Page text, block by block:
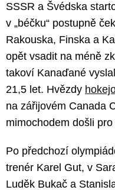
SSSR a Švédska
v „béčku“ postupně
Rakouska, Finska a
opět vsadit na méně
takoví Kanaďané
21,5 let. Hvězdy
na zářijovém Canada
mimochodem došli pro
Po předchozí
trenér Karel Gut, v
Luděk Bukač a